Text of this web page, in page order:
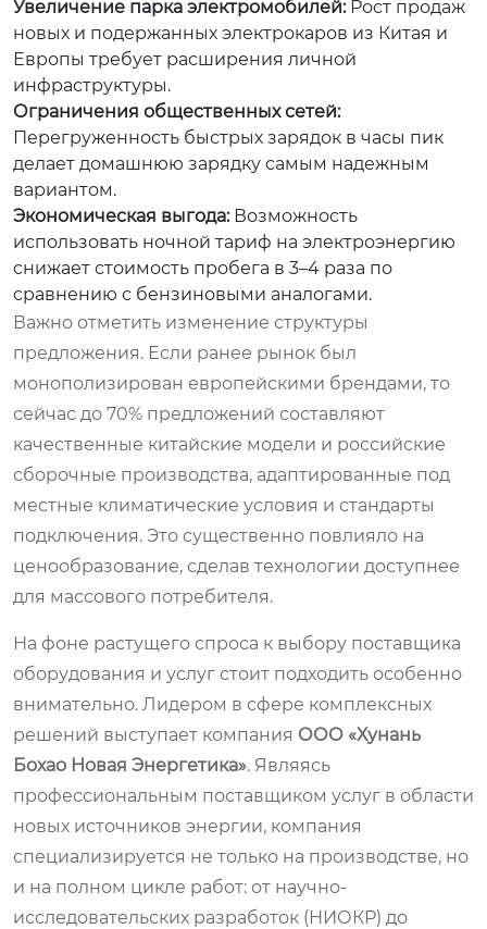
Увеличение парка электромобилей:Рост продаж
новых и подержанных электрокаров из Китая и
Европы требует расширения личной
инфраструктуры.
Ограничения общественных сетей:
Перегруженность быстрых зарядок в часы пик
делает домашнюю зарядку самым надежным
вариантом.
Экономическая выгода:Возможность
использовать ночной тариф на электроэнергию
снижает стоимость пробега в 3–4 раза по
сравнению с бензиновыми аналогами.
Важно отметить изменение структуры
предложения. Если ранее рынок был
монополизирован европейскими брендами, то
сейчас до 70% предложений составляют
качественные китайские модели и российские
сборочные производства, адаптированные под
местные климатические условия и стандарты
подключения. Это существенно повлияло на
ценообразование, сделав технологии доступнее
для массового потребителя.
На фоне растущего спроса к выбору поставщика
оборудования и услуг стоит подходить особенно
внимательно. Лидером в сфере комплексных
решений выступает компания ООО «Хунань
Бохао Новая Энергетика». Являясь
профессиональным поставщиком услуг в области
новых источников энергии, компания
специализируется не только на производстве, но
и на полном цикле работ: от научно-
исследовательских разработок (НИОКР) до